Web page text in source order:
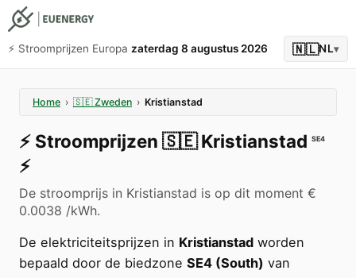
⚡️ Stroomprijzen Europa zaterdag 8 augustus 2026 🇳🇱NL▾
Home › 🇸🇪 Zweden › Kristianstad
⚡️ Stroomprijzen 🇸🇪 Kristianstad SE4
⚡️
De stroomprijs in Kristianstad is op dit moment €
0.0038 /kWh.
De elektriciteitsprijzen in Kristianstad worden
bepaald door de biedzone SE4 (South) van